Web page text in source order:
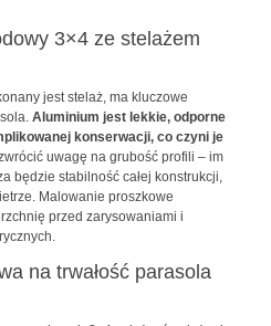
3×4 ze stelażem
jest stelaż, ma kluczowe
Aluminium jest lekkie, odporne
konserwacji, co czyni je
uwagę na grubość profili – im
będzie stabilność całej konstrukcji,
Malowanie proszkowe
przed zarysowaniami i
na trwałość parasola